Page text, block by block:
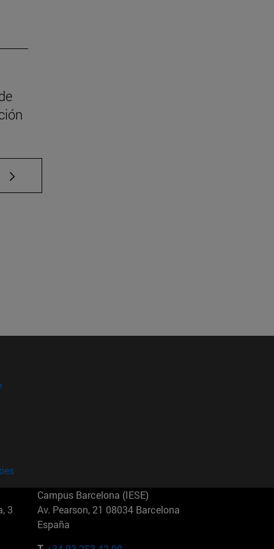
TAB para desplazarse.
3
Campus Barcelona (IESE)
Av. Pearson, 21 08034 Barcelona
España